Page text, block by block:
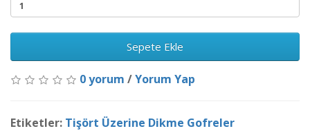
Sepete Ekle
0 yorum /Yorum Yap
Etiketler: Tişört Üzerine Dikme Gofreler